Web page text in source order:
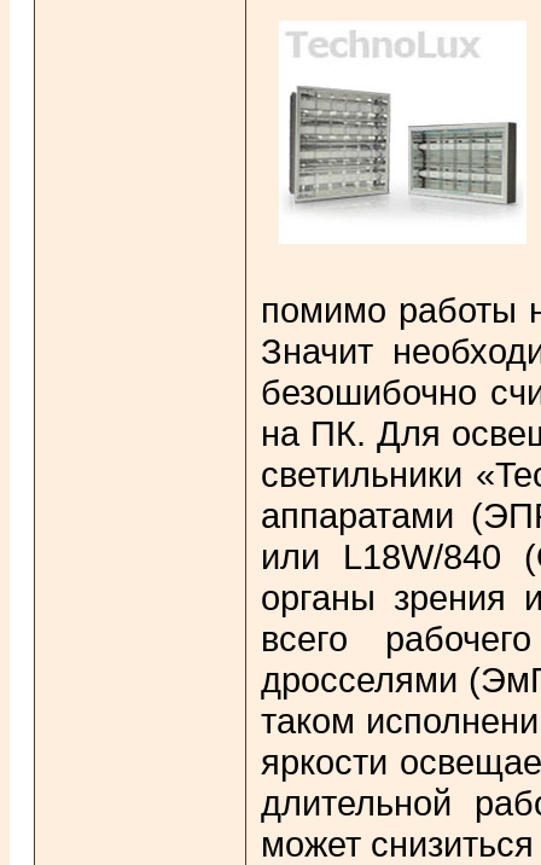
помимо работы
Значит
безошибочно
на ПК. Для
светильники
аппаратами
или L18W/840
органы зрения
всего
дросселями
таком
яркости
длительной
может